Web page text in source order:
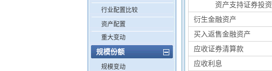
行业配置比较
资产配置
重大变动
规模份额
规模变动
资产支持证券投资
衍生金融资产
买入返售金融资产
应收证券清算款
应收利息